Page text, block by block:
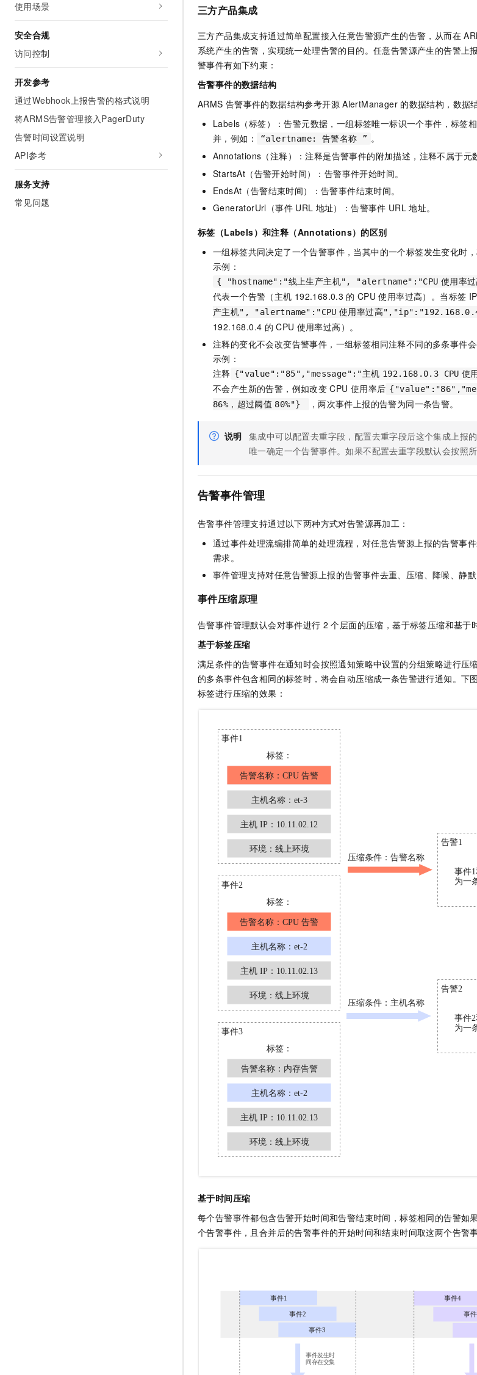
使用场景
安全合规
访问控制
开发参考
通过Webhook上报告警的格式说明
将ARMS告警管理接入PagerDuty
告警时间设置说明
API参考
服务支持
常见问题
三方产品集成
三方产品集成支持通过简单配置接入任意告警源产生的告警，从而在
系统产生的告警，实现统一处理告警的目的。任意告警源产生的告警上
警事件有如下约束：
告警事件的数据结构
ARMS 告警事件的数据结构参考开源 AlertManager 的数据结构，数据
Labels（标签）：告警元数据，一组标签唯一标识一个事件，标签
并，例如：
“alertname: 告警名称 ” 。
Annotations（注释）：注释是告警事件的附加描述，注释不属于元
StartsAt（告警开始时间）：告警事件开始时间。
EndsAt（告警结束时间）：告警事件结束时间。
GeneratorUrl（事件 URL 地址）：告警事件 URL 地址。
标签（Labels）和注释（Annotations）的区别
一组标签共同决定了一个告警事件，当其中的一个标签发生变化时，
示例：
{ "hostname":"线上生产主机", "alertname":"CPU 使用率
代表一个告警（主机 192.168.0.3 的 CPU 使用率过高）。当标签 IP
产主机", "alertname":"CPU 使用率过高
192.168.0.4 的 CPU 使用率过高）。
注释的变化不会改变告警事件，一组标签相同注释不同的多条事件
示例：
注释 {"value":"85","message":"主机 192.168.0.3 CPU 使
不会产生新的告警，例如改变 CPU 使用率后
86%，超过阈值 80%"} ，两次事件上报的告警为同一条告警。
说明 集成中可以配置去重字段，配置去重字段后这个集成上报
唯一确定一个告警事件。如果不配置去重字段默认会按照
告警事件管理
告警事件管理支持通过以下两种方式对告警源再加工：
通过事件处理流编排简单的处理流程，对任意告警源上报的告警事
需求。
事件管理支持对任意告警源上报的告警事件去重、压缩、降噪、静
事件压缩原理
告警事件管理默认会对事件进行 2 个层面的压缩，基于标签压缩和基于
基于标签压缩
满足条件的告警事件在通知时会按照通知策略中设置的分组策略进行压
的多条事件包含相同的标签时，将会自动压缩成一条告警进行通知。下
标签进行压缩的效果：
基于时间压缩
每个告警事件都包含告警开始时间和告警结束时间，标签相同的告警如
个告警事件，且合并后的告警事件的开始时间和结束时间取这两个告警事